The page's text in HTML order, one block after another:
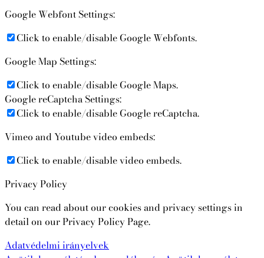
Google Webfont Settings:
Click to enable/disable Google Webfonts.
Google Map Settings:
Click to enable/disable Google Maps.
Google reCaptcha Settings:
Click to enable/disable Google reCaptcha.
Vimeo and Youtube video embeds:
Click to enable/disable video embeds.
Privacy Policy
You can read about our cookies and privacy settings in
detail on our Privacy Policy Page.
Adatvédelmi irányelvek